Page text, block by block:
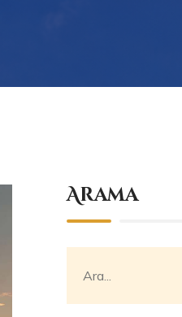
Arama